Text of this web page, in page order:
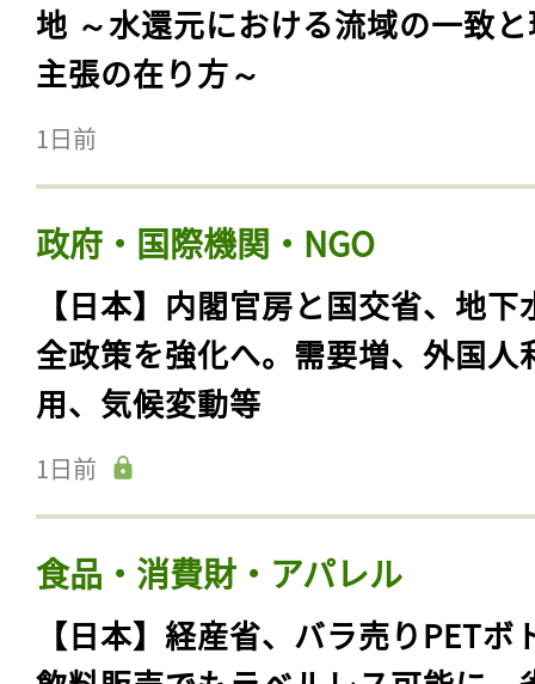
地 ～水還元における流域の一致
主張の在り方～
1日前
政府・国際機関・NGO
【日本】内閣官房と国交省、地下
全政策を強化へ。需要増、外国人
用、気候変動等
1日前
食品・消費財・アパレル
【日本】経産省、バラ売りPETボ